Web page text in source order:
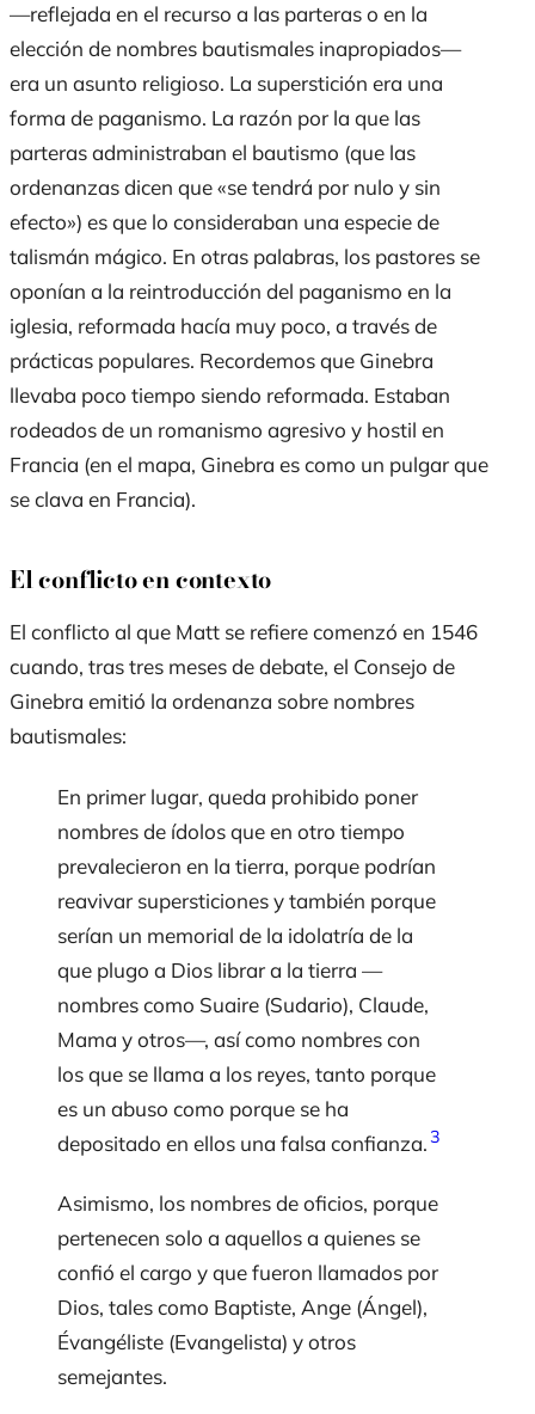
—reflejada en el recurso a las parteras o en la
elección de nombres bautismales inapropiados—
era un asunto religioso. La superstición era una
forma de paganismo. La razón por la que las
parteras administraban el bautismo (que las
ordenanzas dicen que «se tendrá por nulo y sin
efecto») es que lo consideraban una especie de
talismán mágico. En otras palabras, los pastores se
oponían a la reintroducción del paganismo en la
iglesia, reformada hacía muy poco, a través de
prácticas populares. Recordemos que Ginebra
llevaba poco tiempo siendo reformada. Estaban
rodeados de un romanismo agresivo y hostil en
Francia (en el mapa, Ginebra es como un pulgar que
se clava en Francia).
El conflicto en contexto
El conflicto al que Matt se refiere comenzó en 1546
cuando, tras tres meses de debate, el Consejo de
Ginebra emitió la ordenanza sobre nombres
bautismales:
En primer lugar, queda prohibido poner
nombres de ídolos que en otro tiempo
prevalecieron en la tierra, porque podrían
reavivar supersticiones y también porque
serían un memorial de la idolatría de la
que plugo a Dios librar a la tierra —
nombres como Suaire (Sudario), Claude,
Mama y otros—, así como nombres con
los que se llama a los reyes, tanto porque
es un abuso como porque se ha
depositado en ellos una falsa confianza.3
Asimismo, los nombres de oficios, porque
pertenecen solo a aquellos a quienes se
confió el cargo y que fueron llamados por
Dios, tales como Baptiste, Ange (Ángel),
Évangéliste (Evangelista) y otros
semejantes.